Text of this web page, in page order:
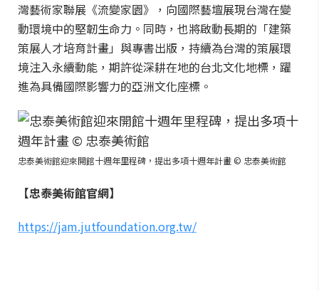
灣藝術家聯展《流變家園》，向國際藝壇展現台灣在變
動環境中的堅韌生命力。同時，也將啟動長期的「建築
策展人才培育計畫」與專書出版，持續為台灣的策展環
境注入永續動能，期許從深耕在地的台北文化地標，躍
進為具備國際影響力的亞洲文化座標。
忠泰美術館迎來開館十週年里程碑，提出多項十週年計畫 © 忠泰美術館
【忠泰美術館官網】
https://jam.jutfoundation.org.tw/